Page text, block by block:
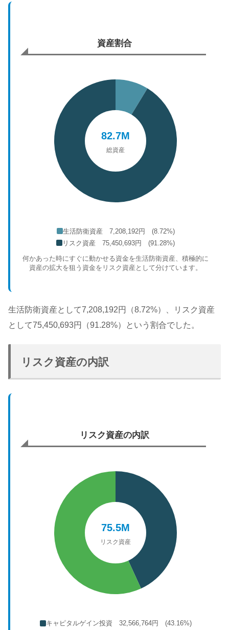
資産割合
82.7M
総資産
生活防衛資産 7,208,192円 (8.72%)
リスク資産 75,450,693円 (91.28%)
何かあった時にすぐに動かせる資金を生活防衛資産、積極的に
資産の拡大を狙う資金をリスク資産として分けています。
生活防衛資産として7,208,192円（8.72%）、リスク資産
として75,450,693円（91.28%）という割合でした。
リスク資産の内訳
リスク資産の内訳
75.5M
リスク資産
キャピタルゲイン投資 32,566,764円 (43.16%)